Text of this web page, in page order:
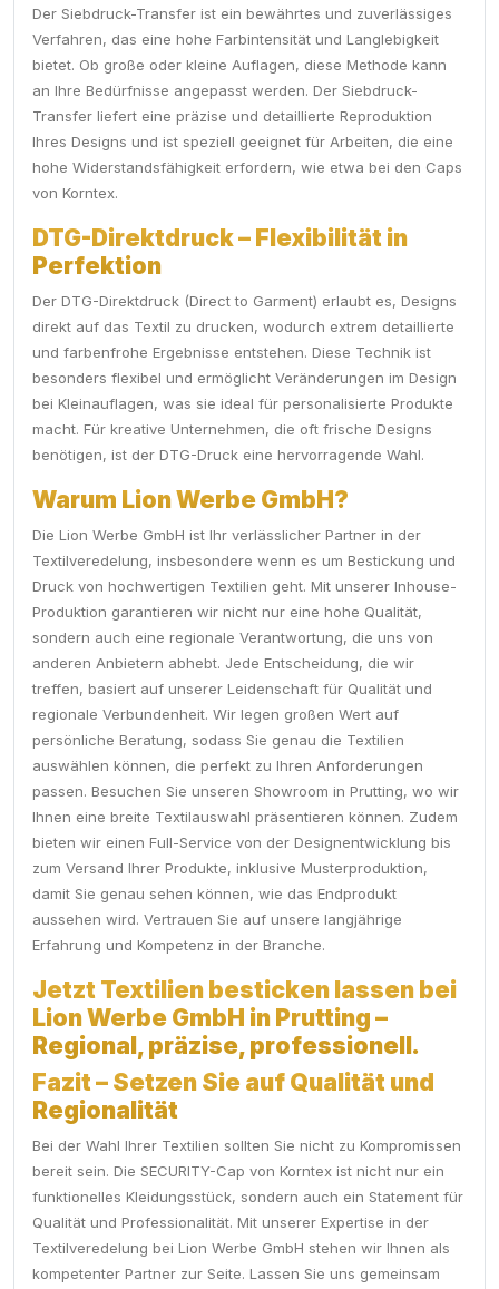
Der Siebdruck-Transfer ist ein bewährtes und zuverlässiges
Verfahren, das eine hohe Farbintensität und Langlebigkeit
bietet. Ob große oder kleine Auflagen, diese Methode kann
an Ihre Bedürfnisse angepasst werden. Der Siebdruck-
Transfer liefert eine präzise und detaillierte Reproduktion
Ihres Designs und ist speziell geeignet für Arbeiten, die eine
hohe Widerstandsfähigkeit erfordern, wie etwa bei den Caps
von Korntex.
DTG-Direktdruck – Flexibilität in
Perfektion
Der DTG-Direktdruck (Direct to Garment) erlaubt es, Designs
direkt auf das Textil zu drucken, wodurch extrem detaillierte
und farbenfrohe Ergebnisse entstehen. Diese Technik ist
besonders flexibel und ermöglicht Veränderungen im Design
bei Kleinauflagen, was sie ideal für personalisierte Produkte
macht. Für kreative Unternehmen, die oft frische Designs
benötigen, ist der DTG-Druck eine hervorragende Wahl.
Warum Lion Werbe GmbH?
Die Lion Werbe GmbH ist Ihr verlässlicher Partner in der
Textilveredelung, insbesondere wenn es um Bestickung und
Druck von hochwertigen Textilien geht. Mit unserer Inhouse-
Produktion garantieren wir nicht nur eine hohe Qualität,
sondern auch eine regionale Verantwortung, die uns von
anderen Anbietern abhebt. Jede Entscheidung, die wir
treffen, basiert auf unserer Leidenschaft für Qualität und
regionale Verbundenheit. Wir legen großen Wert auf
persönliche Beratung, sodass Sie genau die Textilien
auswählen können, die perfekt zu Ihren Anforderungen
passen. Besuchen Sie unseren Showroom in Prutting, wo wir
Ihnen eine breite Textilauswahl präsentieren können. Zudem
bieten wir einen Full-Service von der Designentwicklung bis
zum Versand Ihrer Produkte, inklusive Musterproduktion,
damit Sie genau sehen können, wie das Endprodukt
aussehen wird. Vertrauen Sie auf unsere langjährige
Erfahrung und Kompetenz in der Branche.
Jetzt Textilien besticken lassen bei
Lion Werbe GmbH in Prutting –
Regional, präzise, professionell.
Fazit – Setzen Sie auf Qualität und
Regionalität
Bei der Wahl Ihrer Textilien sollten Sie nicht zu Kompromissen
bereit sein. Die SECURITY-Cap von Korntex ist nicht nur ein
funktionelles Kleidungsstück, sondern auch ein Statement für
Qualität und Professionalität. Mit unserer Expertise in der
Textilveredelung bei Lion Werbe GmbH stehen wir Ihnen als
kompetenter Partner zur Seite. Lassen Sie uns gemeinsam